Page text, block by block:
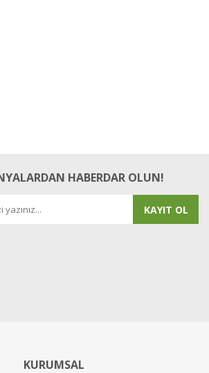
HABERDAR OLUN!
KAYIT OL
KURUMSAL